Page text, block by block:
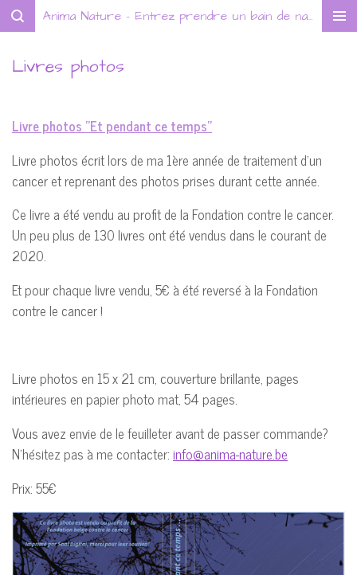
Passer
contenu
Anima Nature - Entrez prendre un bain de nature !
Livres photos
Livre photos "Et pendant ce temps"
Livre photos écrit lors de ma 1ère année de traitement d'un
cancer et reprenant des photos prises durant cette année.
Ce livre a été vendu au profit de la Fondation contre le cancer.
Un peu plus de 130 livres ont été vendus dans le courant de
2020.
Et pour chaque livre vendu, 5€ à été reversé à la Fondation
contre le cancer !
Livre photos en 15 x 21 cm, couverture brillante, pages
intérieures en papier photo mat, 54 pages.
Vous avez envie de le feuilleter avant de passer commande?
N'hésitez pas à me contacter:info@anima-nature.be
Prix: 55€